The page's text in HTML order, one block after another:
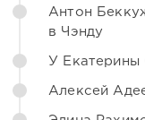
Антон
в Чэнду
У
Алексей